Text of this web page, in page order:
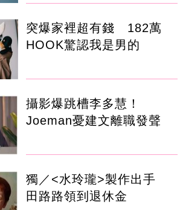
突爆家裡超有錢 182萬
HOOK驚認我是男的
攝影爆跳槽李多慧！
Joeman憂建文離職發聲
獨／<水玲瓏>製作出手
田路路領到退休金